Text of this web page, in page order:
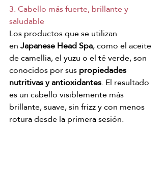
3. Cabello más fuerte, brillante y
saludable
Los productos que se utilizan
en Japanese Head Spa, como el aceite
de camellia, el yuzu o el té verde, son
conocidos por sus propiedades
nutritivas y antioxidantes. El resultado
es un cabello visiblemente más
brillante, suave, sin frizz y con menos
rotura desde la primera sesión.